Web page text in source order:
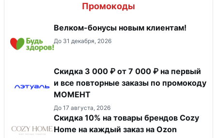
Промокоды
Велком-бонусы новым клиентам!
До 31 декабря, 2026
Скидка 3 000 ₽ от 7 000 ₽ на первый
и все повторные заказы по промокоду
МОМЕНТ
До 17 августа, 2026
Скидка 10% на товары брендов Cozy
Home на каждый заказ на Оzon